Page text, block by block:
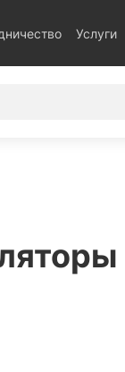
Услуги